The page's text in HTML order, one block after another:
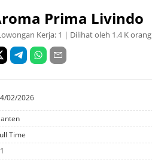
Prima Livindo
Kerja: 1 | Dilihat oleh 1.4 K orang
02/2026
Time